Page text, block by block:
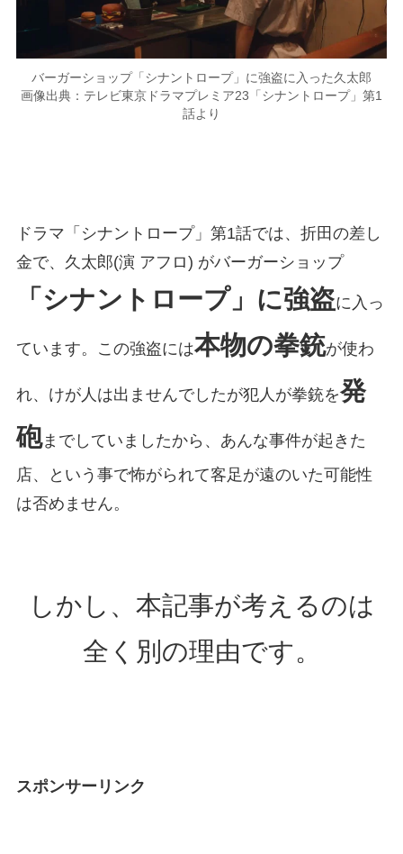
バーガーショップ「シナントロープ」に強盗に入った久太郎
画像出典：テレビ東京ドラマプレミア23「シナントロープ」第1
話より
ドラマ「シナントロープ」第1話では、折田の差し
金で、久太郎(演 アフロ) がバーガーショップ
「シナントロープ」に強盗に入っ
ています。この強盗には本物の拳銃が使わ
れ、けが人は出ませんでしたが犯人が拳銃を発
砲までしていましたから、あんな事件が起きた
店、という事で怖がられて客足が遠のいた可能性
は否めません。
しかし、本記事が考えるのは
全く別の理由です。
スポンサーリンク